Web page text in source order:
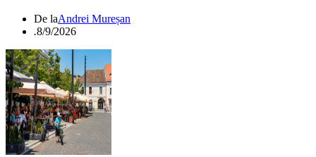
De laAndrei Mureșan
.8/9/2026